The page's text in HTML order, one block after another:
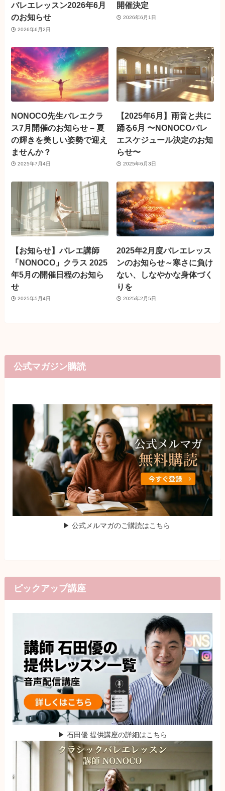
バレエレッスン2026年6月
のお知らせ
2026年6月2日
開催決定
2026年6月1日
NONOCO先生バレエクラ
ス7月開催のお知らせ – 夏
の輝きを美しい姿勢で迎え
ませんか？
2025年7月4日
【2025年6月】雨音と共に
踊る6月 〜NONOCOバレ
エスケジュール決定のお知
らせ〜
2025年6月3日
【お知らせ】バレエ講師
「NONOCO」クラス 2025
年5月の開催日程のお知ら
せ
2025年5月4日
2025年2月度バレエレッス
ンのお知らせ～寒さに負け
ない、しなやかな身体づく
りを
2025年2月5日
公式マガジン購読
▶ 公式メルマガのご購読はこちら
ピックアップ講座
▶ 石田優 提供講座の詳細はこちら